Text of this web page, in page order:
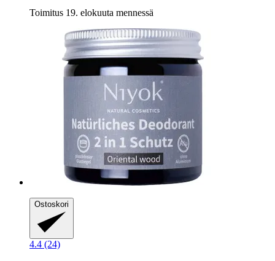
Toimitus 19. elokuuta mennessä
Ostoskori
4.4 (24)